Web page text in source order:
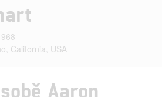
California, USA
Aaron